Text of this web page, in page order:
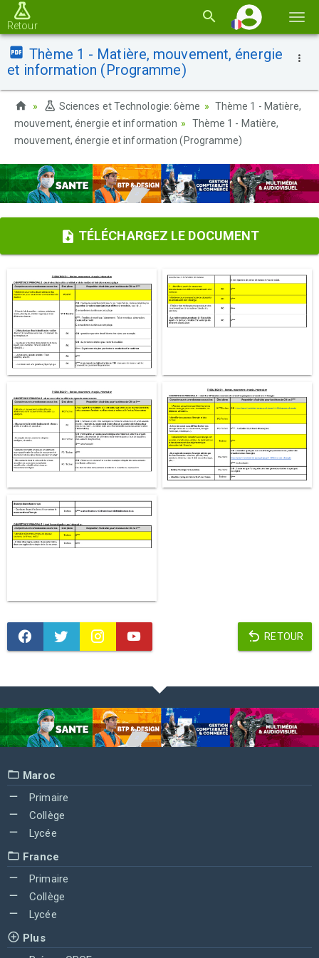
la
Retour
Thème 1 - Matière, mouvement, énergie
et information (Programme)
Sciences et Technologie: 6ème
Thème 1 - Matière,
mouvement, énergie et information
Thème 1 - Matière,
mouvement, énergie et information (Programme)
TÉLÉCHARGEZ LE DOCUMENT
RETOUR
Maroc
Primaire
Collège
Lycée
France
Primaire
Collège
Lycée
Plus